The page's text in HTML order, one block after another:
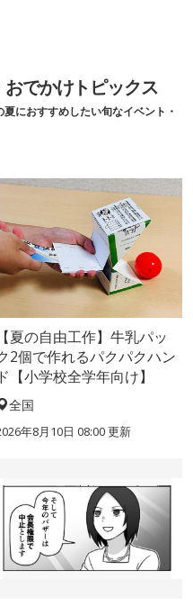
でかけトピックス
におすすめしたい旬なイベント・
【夏の自由工作】牛乳パッ
2個で作れるパクパクハン
ド【小学校全学年向け】
全国
年8月10日 08:00更新